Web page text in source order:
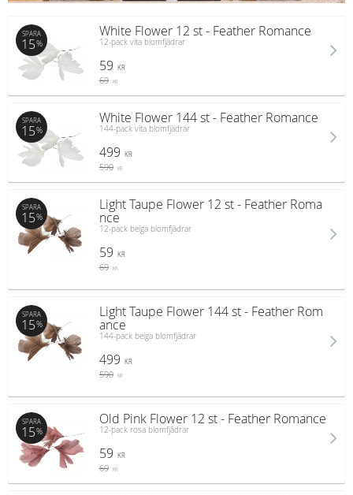
White Flower 12 st - Feather Romance
12-pack vita blomfjädrar
59 KR
69 KR
SPARA
15%
White Flower 144 st - Feather Romance
144-pack vita blomfjädrar
499 KR
590 KR
SPARA
15%
Light Taupe Flower 12 st - Feather Roma
nce
12-pack beiga blomfjädrar
59 KR
69 KR
SPARA
15%
Light Taupe Flower 144 st - Feather Rom
ance
144-pack beiga blomfjädrar
499 KR
590 KR
SPARA
15%
Old Pink Flower 12 st - Feather Romance
12-pack rosa blomfjädrar
59 KR
69 KR
SPARA
15%